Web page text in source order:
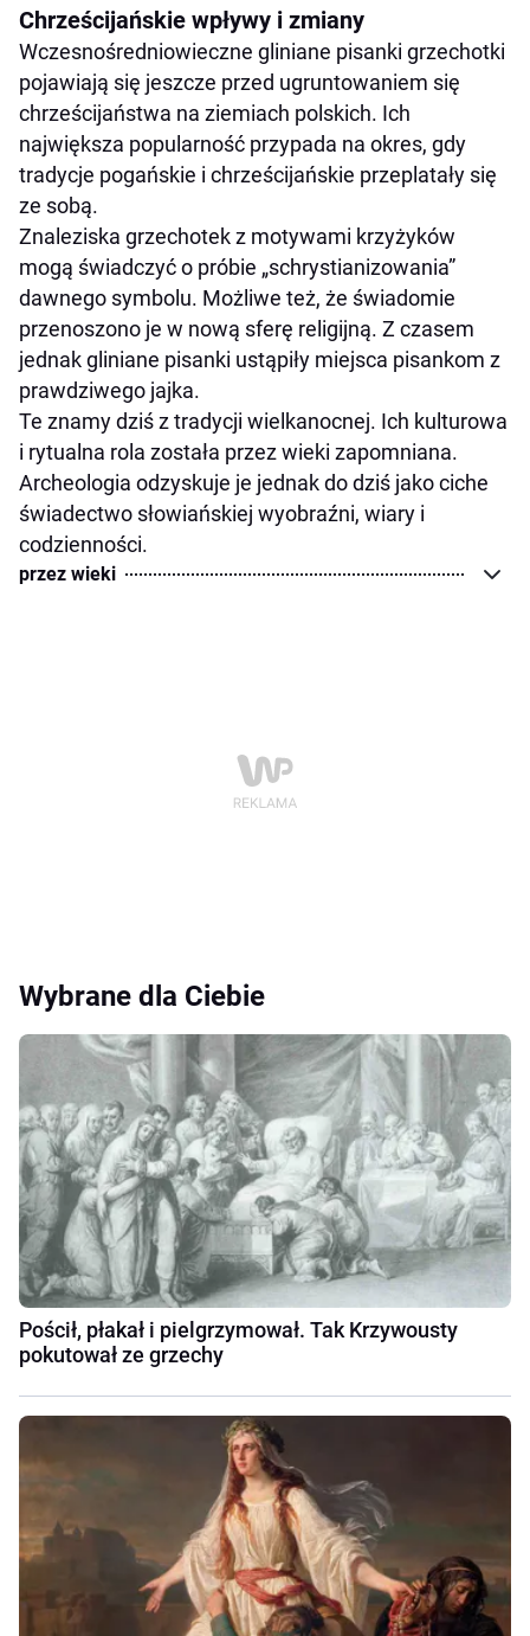
Chrześcijańskie wpływy i zmiany
Wczesnośredniowieczne gliniane pisanki grzechotki
pojawiają się jeszcze przed ugruntowaniem się
chrześcijaństwa na ziemiach polskich. Ich
największa popularność przypada na okres, gdy
tradycje pogańskie i chrześcijańskie przeplatały się
ze sobą.
Znaleziska grzechotek z motywami krzyżyków
mogą świadczyć o próbie „schrystianizowania”
dawnego symbolu. Możliwe też, że świadomie
przenoszono je w nową sferę religijną. Z czasem
jednak gliniane pisanki ustąpiły miejsca pisankom z
prawdziwego jajka.
Te znamy dziś z tradycji wielkanocnej. Ich kulturowa
i rytualna rola została przez wieki zapomniana.
Archeologia odzyskuje je jednak do dziś jako ciche
świadectwo słowiańskiej wyobraźni, wiary i
codzienności.
przez wieki
Wybrane dla Ciebie
Pościł, płakał i pielgrzymował. Tak Krzywousty
pokutował ze grzechy